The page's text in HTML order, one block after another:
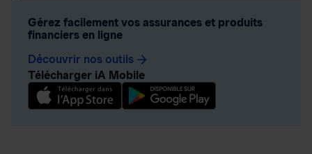
Gérez facilement vos assurances et produits
financiers en ligne
Découvrir nos outils arrow_forward
Télécharger iA Mobile